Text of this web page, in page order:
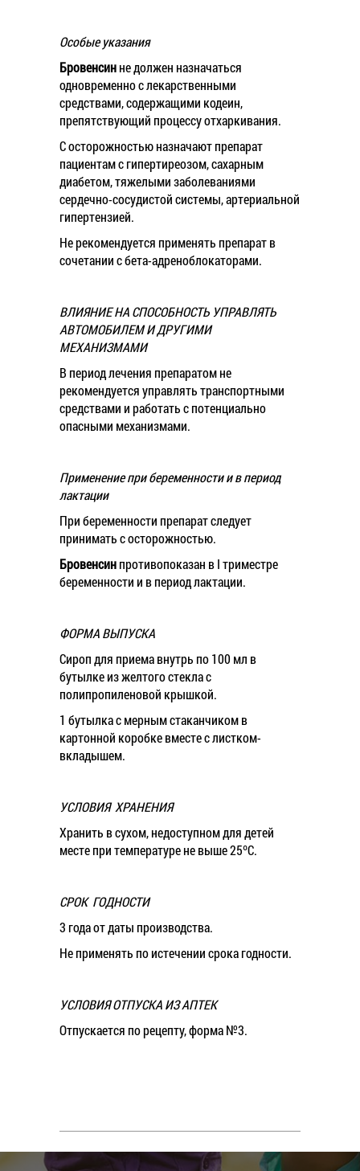
Особые указания
Бровенсинне должен назначаться
одновременно с лекарственными
средствами, содержащими кодеин,
препятствующий процессу отхаркивания.
С осторожностью назначают препарат
пациентам с гипертиреозом, сахарным
диабетом, тяжелыми заболеваниями
сердечно-сосудистой системы, артериальной
гипертензией.
Не рекомендуется применять препарат в
сочетании с бета-адреноблокаторами.
ВЛИЯНИЕ НА СПОСОБНОСТЬ УПРАВЛЯТЬ
АВТОМОБИЛЕМ И ДРУГИМИ
МЕХАНИЗМАМИ
В период лечения препаратом не
рекомендуется управлять транспортными
средствами и работать с потенциально
опасными механизмами.
Применение при беременности и в период
лактации
При беременности препарат следует
принимать с осторожностью.
Бровенсинпротивопоказан в I триместре
беременности и в период лактации.
ФОРМА ВЫПУСКА
Сироп для приема внутрь по 100 мл в
бутылке из желтого стекла с
полипропиленовой крышкой.
1 бутылка с мерным стаканчиком в
картонной коробке вместе с листком-
вкладышем.
УСЛОВИЯ ХРАНЕНИЯ
Хранить в сухом, недоступном для детей
месте при температуре не выше 25ºС.
СРОК ГОДНОСТИ
3 года от даты производства.
Не применять по истечении срока годности.
УСЛОВИЯ ОТПУСКА ИЗ АПТЕК
Oтпускается по рецепту, форма №3.